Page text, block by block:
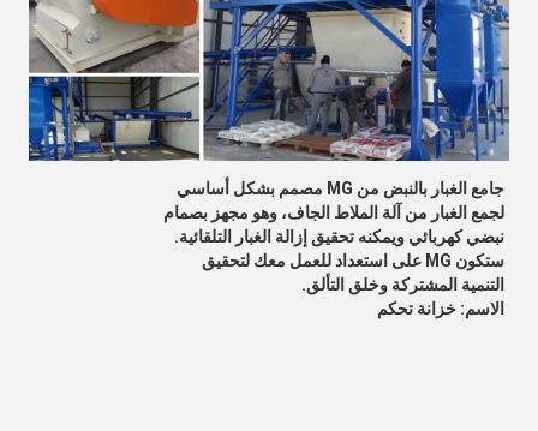
جامع الغبار بالنبض من MG مصمم بشكل أساسي
لجمع الغبار من آلة الملاط الجاف، وهو مجهز بصمام
نبضي كهربائي ويمكنه تحقيق إزالة الغبار التلقائية.
ستكون MG على استعداد للعمل معك لتحقيق
التنمية المشتركة وخلق التألق.
الاسم: خزانة تحكم